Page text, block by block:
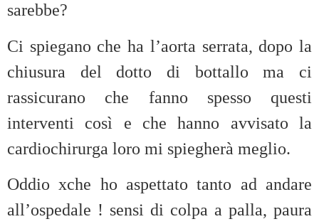
sarebbe?
Ci spiegano che ha l’aorta serrata, dopo la
chiusura del dotto di bottallo ma ci
rassicurano che fanno spesso questi
interventi così e che hanno avvisato la
cardiochirurga loro mi spiegherà meglio.
Oddio xche ho aspettato tanto ad andare
all’ospedale ! sensi di colpa a palla, paura